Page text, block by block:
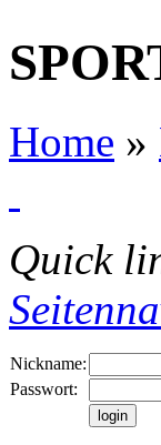
Home »
Quick
Nickname:
Passwort: